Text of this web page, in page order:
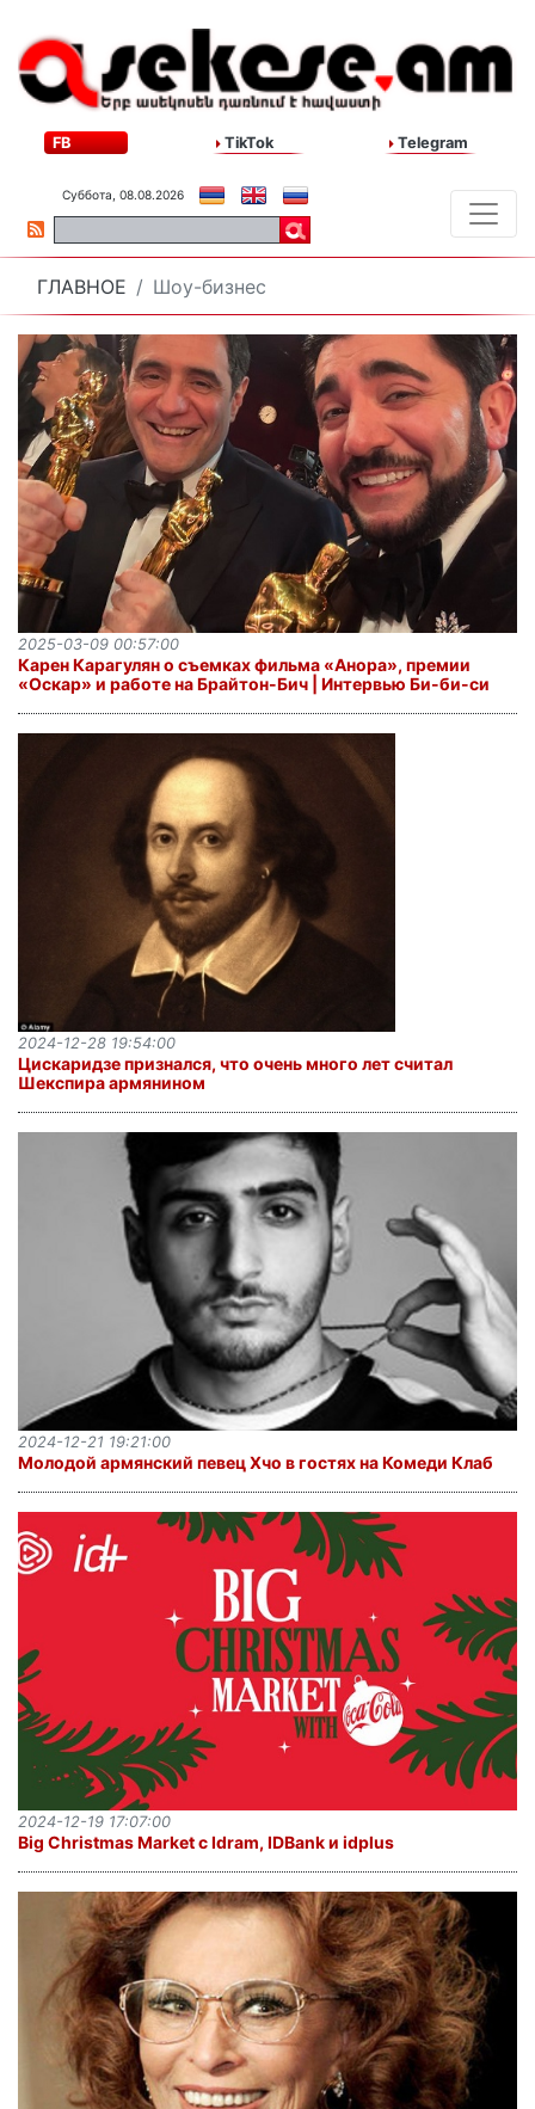
FB TikTok Telegram
Суббота, 08.08.2026
ГЛАВНОЕ Шоу-бизнес
Карен Карагулян о съемках фильма «Анора», премии
«Оскар» и работе на Брайтон-Бич | Интервью Би-би-си
2025-03-09 00:57:00
Цискаридзе признался, что очень много лет считал
Шекспира армянином
2024-12-28 19:54:00
Молодой армянский певец Xчо в гостях на Комеди Клаб
2024-12-21 19:21:00
Big Christmas Market с Idram, IDBank и idplus
2024-12-19 17:07:00